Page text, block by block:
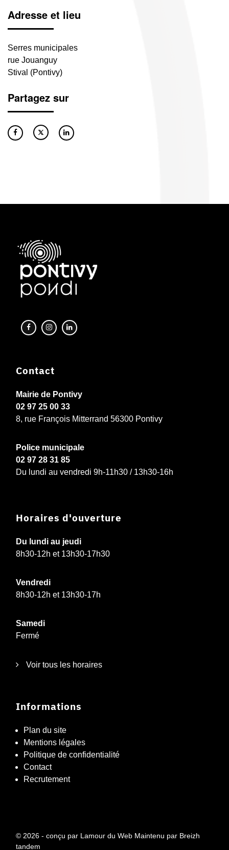
Adresse et lieu
Serres municipales
rue Jouanguy
Stival (Pontivy)
Partagez sur
Contact
Mairie de Pontivy
02 97 25 00 33
8, rue François Mitterrand 56300 Pontivy
Police municipale
02 97 28 31 85
Du lundi au vendredi 9h-11h30 / 13h30-16h
Horaires d'ouverture
Du lundi au jeudi
8h30-12h et 13h30-17h30
Vendredi
8h30-12h et 13h30-17h
Samedi
Fermé
Voir tous les horaires
Informations
Plan du site
Mentions légales
Politique de confidentialité
Contact
Recrutement
© 2026 - conçu par Lamour du Web Maintenu par Breizh
tandem